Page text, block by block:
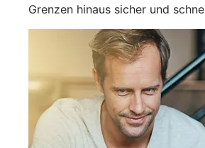
Grenzen hinaus sicher und